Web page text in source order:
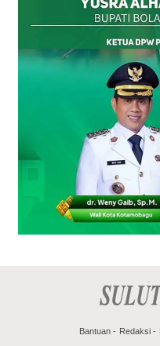
Bantuan Redaksi